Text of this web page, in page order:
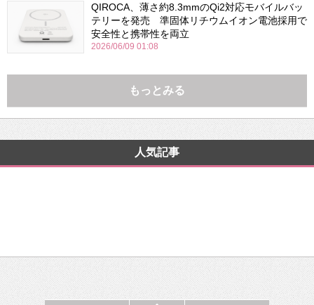
QIROCA、薄さ約8.3mmのQi2対応モバイルバッ
テリーを発売 準固体リチウムイオン電池採用で
安全性と携帯性を両立
2026/06/09 01:08
もっとみる
人気記事